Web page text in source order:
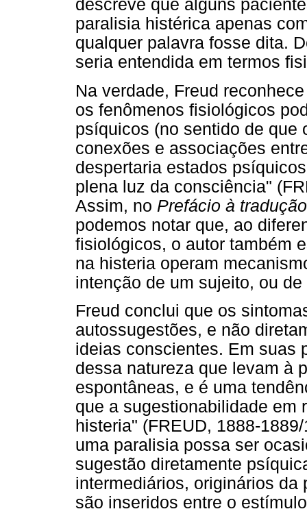
descreve que alguns
paralisia histérica apenas
qualquer palavra fosse dita.
seria entendida em termos
Na verdade, Freud
os fenômenos fisiológicos
psíquicos (no sentido de que
conexões e associações
despertaria estados
plena luz da consciência"
Assim, no Prefácio à
podemos notar que, ao
fisiológicos, o autor também
na histeria operam
intenção de um sujeito, ou
Freud conclui que os
autossugestões, e não
ideias conscientes. Em suas
dessa natureza que levam à
espontâneas, e é uma
que a sugestionabilidade em
histeria" (FREUD, 1888-
uma paralisia possa ser
sugestão diretamente
intermediários, originários da
são inseridos entre o